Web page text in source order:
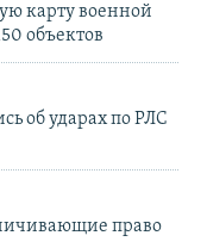
карту военной
объектов
об ударах по РЛС
право